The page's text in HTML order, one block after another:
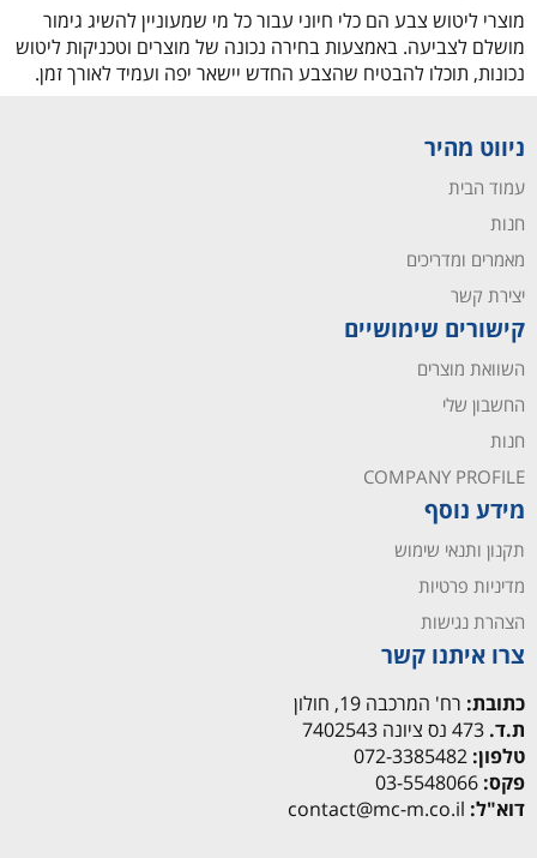
מוצרי ליטוש צבע הם כלי חיוני עבור כל מי שמעוניין להשיג גימור
מושלם לצביעה. באמצעות בחירה נכונה של מוצרים וטכניקות ליטוש
נכונות, תוכלו להבטיח שהצבע החדש יישאר יפה ועמיד לאורך זמן.
ניווט מהיר
עמוד הבית
חנות
מאמרים ומדריכים
יצירת קשר
קישורים שימושיים
השוואת מוצרים
החשבון שלי
חנות
COMPANY PROFILE
מידע נוסף
תקנון ותנאי שימוש
מדיניות פרטיות
הצהרת נגישות
צרו איתנו קשר
כתובת: רח' המרכבה 19, חולון
ת.ד.
טלפון:
פקס:
דוא"ל: